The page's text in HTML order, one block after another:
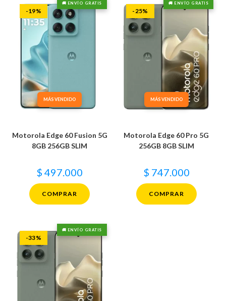
MÁS VENDIDO
🚚 ENVÍO GRATIS
-19%
Motorola Edge 60 Fusion 5G
8GB 256GB SLIM
$ 497.000
COMPRAR
MÁS VENDIDO
🚚 ENVÍO GRATIS
-25%
Motorola Edge 60 Pro 5G
256GB 8GB SLIM
$ 747.000
COMPRAR
🚚 ENVÍO GRATIS
-33%